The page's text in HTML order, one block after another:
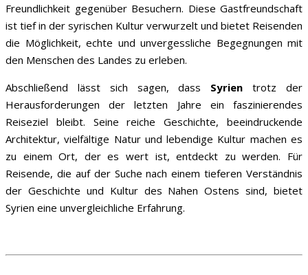
Freundlichkeit gegenüber Besuchern. Diese Gastfreundschaft
ist tief in der syrischen Kultur verwurzelt und bietet Reisenden
die Möglichkeit, echte und unvergessliche Begegnungen mit
den Menschen des Landes zu erleben.
Abschließend lässt sich sagen, dass Syrien trotz der
Herausforderungen der letzten Jahre ein faszinierendes
Reiseziel bleibt. Seine reiche Geschichte, beeindruckende
Architektur, vielfältige Natur und lebendige Kultur machen es
zu einem Ort, der es wert ist, entdeckt zu werden. Für
Reisende, die auf der Suche nach einem tieferen Verständnis
der Geschichte und Kultur des Nahen Ostens sind, bietet
Syrien eine unvergleichliche Erfahrung.